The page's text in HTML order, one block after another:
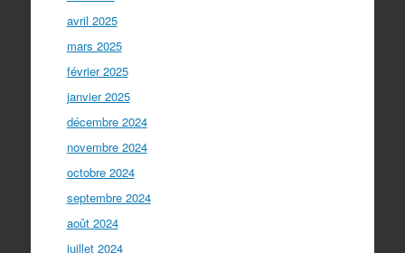
avril 2025
mars 2025
février 2025
janvier 2025
décembre 2024
novembre 2024
octobre 2024
septembre 2024
août 2024
juillet 2024